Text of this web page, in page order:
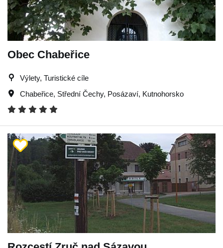
Obec Chabeřice
Výlety, Turistické cíle
Chabeřice, Střední Čechy, Posázaví, Kutnohorsko